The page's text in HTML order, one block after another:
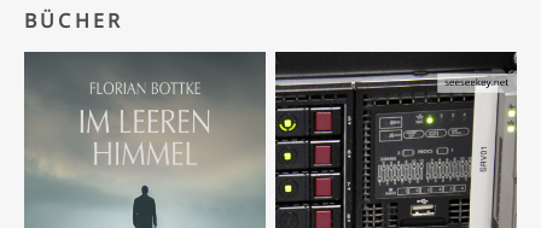
BÜCHER